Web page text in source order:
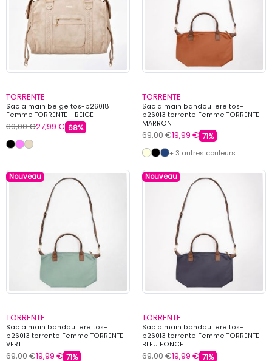
TORRENTE
Sac a main beige tos-p26018
Femme TORRENTE - BEIGE
89,00 €27,99 € 68%
TORRENTE
Sac a main bandouliere tos-
p26013 torrente Femme TORRENTE -
MARRON
69,00 €19,99 € 71%
+ 3 autres couleurs
Nouveau
TORRENTE
Sac a main bandouliere tos-
p26013 torrente Femme TORRENTE -
VERT
69,00 €19,99 € 71%
Nouveau
TORRENTE
Sac a main bandouliere tos-
p26013 torrente Femme TORRENTE -
BLEU FONCE
69,00 €19,99 € 71%